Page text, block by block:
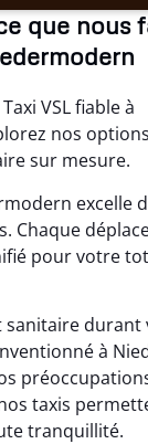
que nous
VSL fiable à
nos
sur mesure.
excelle
Chaque
pour votre
sanitaire
à
taxis
tranquillité.